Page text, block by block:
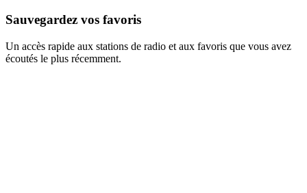
Sauvegardez vos favoris
Un accès rapide aux stations de radio et aux favoris que vous avez
écoutés le plus récemment.